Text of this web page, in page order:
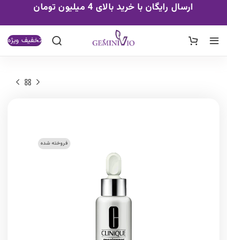
ارسال رایگان با خرید بالای 4 میلیون تومان
تخفیف ویژه
فروخته شده